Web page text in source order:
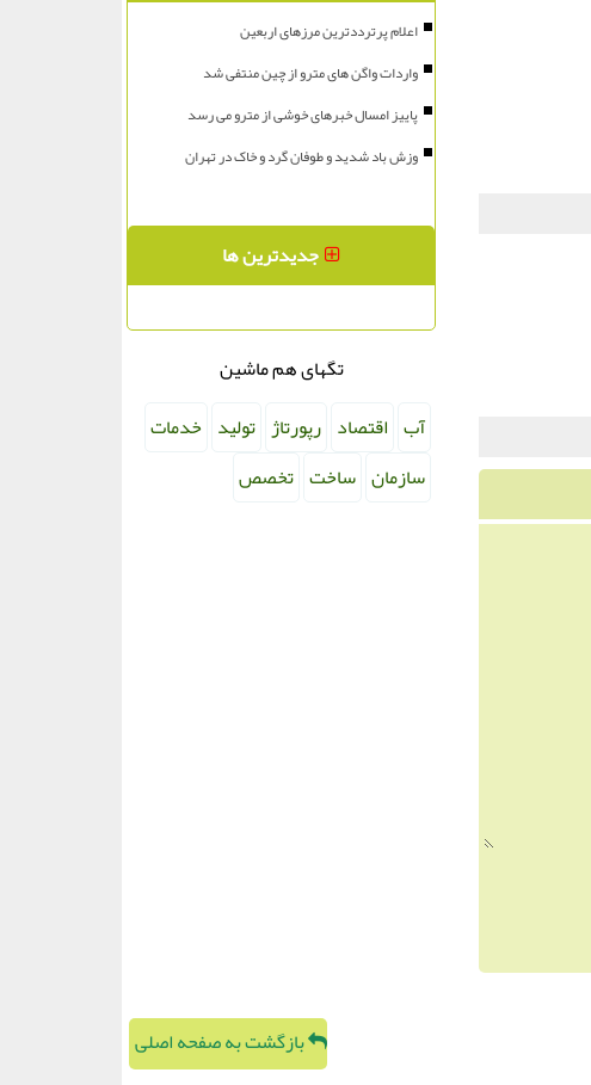
اعلام پرترددترین مرزهای اربعین
واردات واگن های مترو از چین منتفی شد
پاییز امسال خبرهای خوشی از مترو می رسد
وزش باد شدید و طوفان گرد و خاک در تهران
جدیدترین ها
تگهای هم ماشین
آب اقتصاد رپورتاژ تولید خدمات
سازمان ساخت تخصص
بازگشت به صفحه اصلی